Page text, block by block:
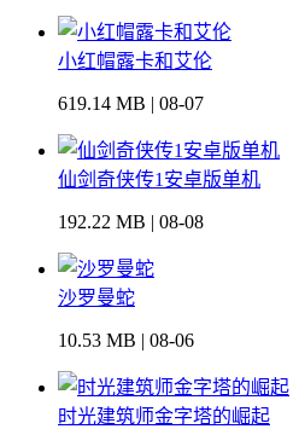
小红帽露卡和艾伦
619.14 MB | 08-07
仙剑奇侠传1安卓版单机
192.22 MB | 08-08
沙罗曼蛇
10.53 MB | 08-06
时光建筑师金字塔的崛起